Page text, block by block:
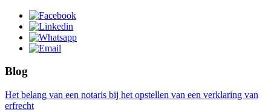
Blog
Het belang van een notaris bij het opstellen van een verklaring van
erfrecht